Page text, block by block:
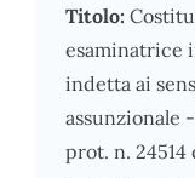
Titolo:
esaminatrice
indetta ai
assunzionale
prot. n.